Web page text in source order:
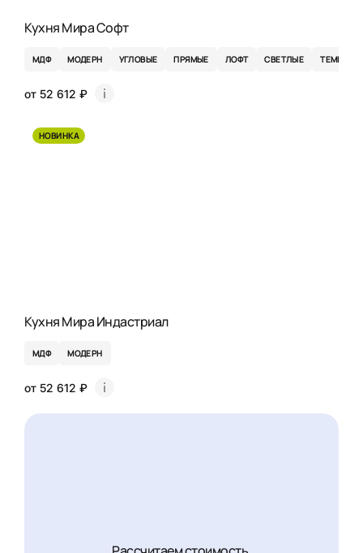
Кухня Мира Софт
МДФ МОДЕРН УГЛОВЫЕ ПРЯМЫЕ ЛОФТ СВЕТЛЫЕ ТЕМНЫЕ
от 52 612 ₽
НОВИНКА
Кухня Мира Индастриал
МДФ МОДЕРН
от 52 612 ₽